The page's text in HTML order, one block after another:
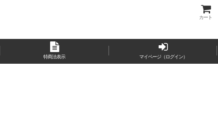
カート
特商法表示 マイページ（ログイン）